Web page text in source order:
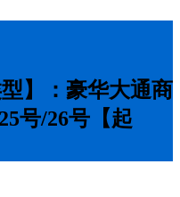
】：豪华大通商
号/26号【起